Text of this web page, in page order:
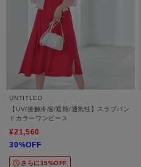
UNTITLED
【UV/接触冷感/遮熱/通気性】スラブバン
ドカラーワンピース
¥21,560
30%OFF
さらに15%OFF